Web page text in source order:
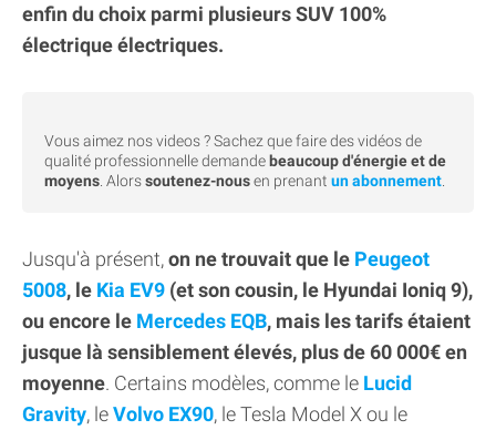
enfin du choix parmi plusieurs SUV 100%
électrique électriques.
Vous aimez nos videos ? Sachez que faire des vidéos de
qualité professionnelle demande beaucoup d'énergie et de
moyens . Alorssoutenez-nousen prenant un abonnement
Jusqu'à présent,on ne trouvait que le Peugeot
5008, le Kia EV9 (et son cousin, le Hyundai Ioniq 9),
ou encore le Mercedes EQB, mais les tarifs étaient
jusque là sensiblement élevés, plus de 60 000€ en
moyenne. Certains modèles, comme le Lucid
Gravity, leVolvo EX90, le Tesla Model X ou le